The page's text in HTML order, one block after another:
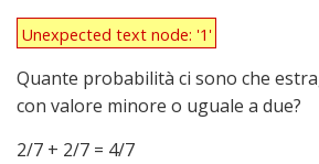
Unexpected text node: '1'
Unexpected text node: '1'
Quante probabilità ci sono che
con valore minore o uguale a due?
2/7 + 2/7 = 4/7